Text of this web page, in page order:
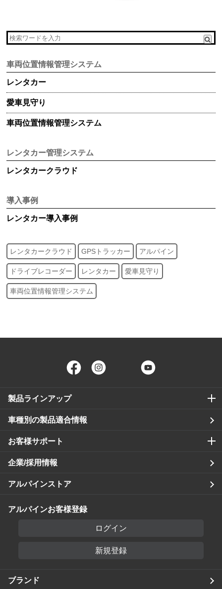
車両位置情報管理システム
レンタカー
愛車見守り
車両位置情報管理システム
レンタカー管理システム
レンタカークラウド
導入事例
レンタカー導入事例
レンタカークラウド GPSトラッカー アルパイン
ドライブレコーダー レンタカー 愛車見守り
車両位置情報管理システム
Facebook Twitter
製品ラインアップ
車種別の製品適合情報
お客様サポート
企業/採用情報
アルパインストア
アルパインお客様登録
ログイン
新規登録
ブランド